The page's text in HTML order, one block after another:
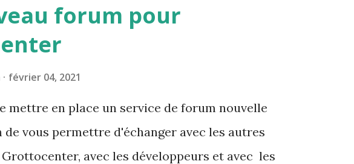
forum pour
février 04, 2021
mettre en place un service de forum nouvelle
de vous permettre d'échanger avec les autres
avec les développeurs et avec les